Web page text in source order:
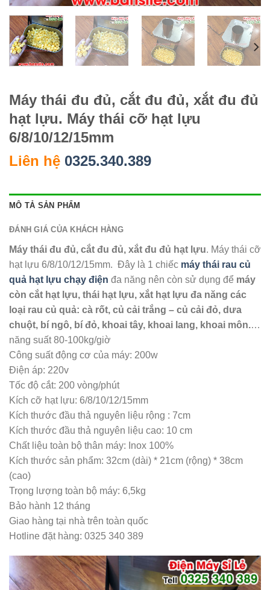
Máy thái đu đủ, cắt đu đủ, xắt đu đủ
hạt lựu. Máy thái cỡ hạt lựu
6/8/10/12/15mm
Liên hệ 0325.340.389
MÔ TẢ SẢN PHẨM
ĐÁNH GIÁ CỦA KHÁCH HÀNG
Máy thái đu đủ, cắt đu đủ, xắt đu đủ hạt lựu. Máy thái cỡ
hạt lựu 6/8/10/12/15mm. Đây là 1 chiếc máy thái rau củ
quả hạt lựu chạy điện đa năng nên còn sử dụng để máy
còn cắt hạt lựu, thái hạt lựu, xắt hạt lựu đa năng các
loại rau củ quả: cà rốt, củ cải trắng – củ cải đỏ, dưa
chuột, bí ngô, bí đỏ, khoai tây, khoai lang, khoai môn.…
năng suất 80-100kg/giờ
Công suất động cơ của máy: 200w
Điện áp: 220v
Tốc độ cắt: 200 vòng/phút
Kích cỡ hạt lựu: 6/8/10/12/15mm
Kích thước đầu thả nguyên liệu rộng : 7cm
Kích thước đầu thả nguyên liệu cao: 10 cm
Chất liệu toàn bộ thân máy: Inox 100%
Kích thước sản phẩm: 32cm (dài) * 21cm (rộng) * 38cm
(cao)
Trọng lượng toàn bộ máy: 6,5kg
Bảo hành 12 tháng
Giao hàng tại nhà trên toàn quốc
Hotline đặt hàng: 0325 340 389